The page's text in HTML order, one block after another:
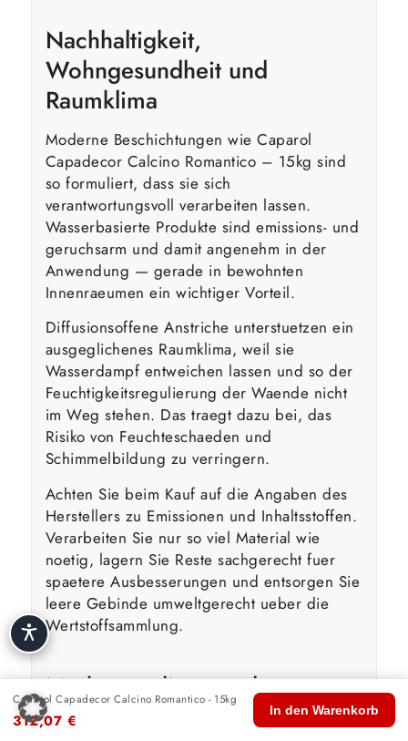
Nachhaltigkeit,
Wohngesundheit und
Raumklima
Moderne Beschichtungen wie Caparol
Capadecor Calcino Romantico – 15kg sind
so formuliert, dass sie sich
verantwortungsvoll verarbeiten lassen.
Wasserbasierte Produkte sind emissions- und
geruchsarm und damit angenehm in der
Anwendung — gerade in bewohnten
Innenraeumen ein wichtiger Vorteil.
Diffusionsoffene Anstriche unterstuetzen ein
ausgeglichenes Raumklima, weil sie
Wasserdampf entweichen lassen und so der
Feuchtigkeitsregulierung der Waende nicht
im Weg stehen. Das traegt dazu bei, das
Risiko von Feuchteschaeden und
Schimmelbildung zu verringern.
Achten Sie beim Kauf auf die Angaben des
Herstellers zu Emissionen und Inhaltsstoffen.
Verarbeiten Sie nur so viel Material wie
noetig, lagern Sie Reste sachgerecht fuer
spaetere Ausbesserungen und entsorgen Sie
leere Gebinde umweltgerecht ueber die
Wertstoffsammlung.
Markenqualitaet und
Fachberatung — darum
Caparol Capadecor Calcino Romantico - 15kg
312,07 €
In den Warenkorb
🏠
Start
🛍️ 🔍 🛒
Warenkorb
👤
Konto